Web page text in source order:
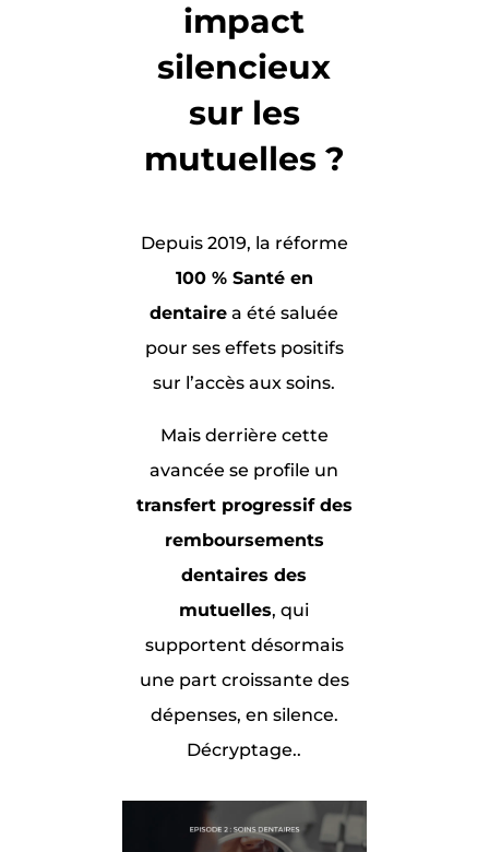
impact
silencieux
sur les
mutuelles ?
Depuis 2019, la réforme
100 % Santé en
dentaire a été saluée
pour ses effets positifs
sur l’accès aux soins.
Mais derrière cette
avancée se profile un
transfert progressif des
remboursements
dentaires des
mutuelles, qui
supportent désormais
une part croissante des
dépenses, en silence.
Décryptage..